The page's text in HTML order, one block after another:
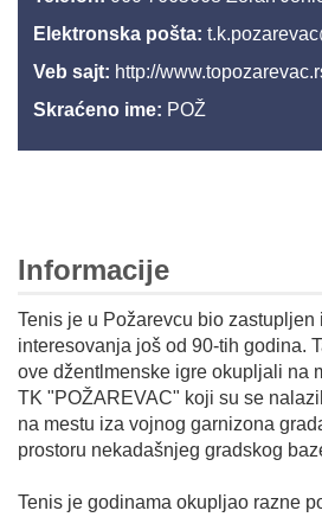
Elektronska pošta:
Veb sajt: http://
Skraćeno ime: POŽ
Informacije
Tenis je u Požarevcu bio zastupljen
interesovanja još od 90-tih godina.
ove džentlmenske igre okupljali na
TK "POŽAREVAC" koji su se
na mestu iza vojnog garnizona
prostoru nekadašnjeg gradskog
Tenis je godinama okupljao razne